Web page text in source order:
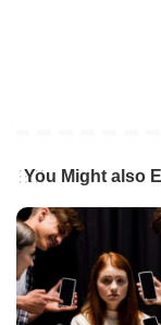
You Might also